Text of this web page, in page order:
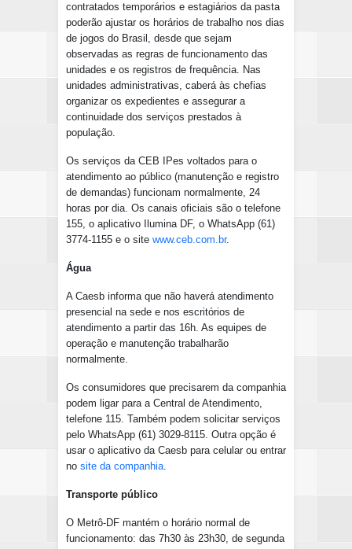
contratados temporários e estagiários da pasta
poderão ajustar os horários de trabalho nos dias
de jogos do Brasil, desde que sejam
observadas as regras de funcionamento das
unidades e os registros de frequência. Nas
unidades administrativas, caberá às chefias
organizar os expedientes e assegurar a
continuidade dos serviços prestados à
população.
Os serviços da CEB IPes voltados para o
atendimento ao público (manutenção e registro
de demandas) funcionam normalmente, 24
horas por dia. Os canais oficiais são o telefone
155, o aplicativo Ilumina DF, o WhatsApp (61)
3774-1155 e o site www.ceb.com.br.
Água
A Caesb informa que não haverá atendimento
presencial na sede e nos escritórios de
atendimento a partir das 16h. As equipes de
operação e manutenção trabalharão
normalmente.
Os consumidores que precisarem da companhia
podem ligar para a Central de Atendimento,
telefone 115. Também podem solicitar serviços
pelo WhatsApp (61) 3029-8115. Outra opção é
usar o aplicativo da Caesb para celular ou entrar
no site da companhia.
Transporte público
O Metrô-DF mantém o horário normal de
funcionamento: das 7h30 às 23h30, de segunda